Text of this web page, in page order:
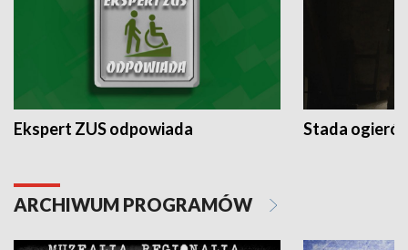
Ekspert ZUS odpowiada Stada
ARCHIWUM PROGRAMÓW